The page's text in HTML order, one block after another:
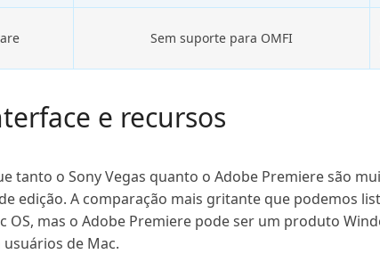
Sem suporte para OMFI
e recursos
tanto o Sony Vegas quanto o Adobe Premiere são
edição. A comparação mais gritante que podemos
OS, mas o Adobe Premiere pode ser um produto
de Mac.